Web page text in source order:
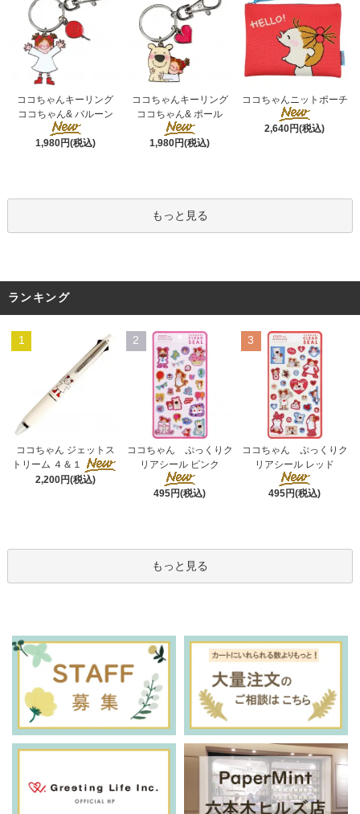
ココちゃんキーリング
ココちゃん& バルーン
1,980円(税込)
ココちゃんキーリング
ココちゃん& ポール
1,980円(税込)
ココちゃんニットポーチ
2,640円(税込)
もっと見る
ランキング
1
ココちゃん ジェットス
トリーム ４＆１
2,200円(税込)
2
ココちゃん ぷっくりク
リアシール ピンク
495円(税込)
3
ココちゃん ぷっくりク
リアシール レッド
495円(税込)
もっと見る